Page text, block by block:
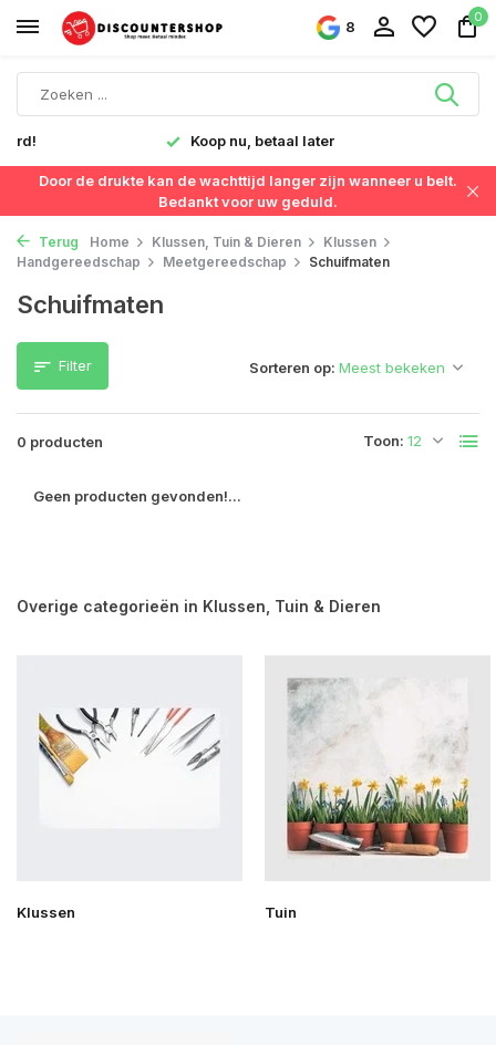
8
0
Koop nu, betaal later
Door de drukte kan de wachttijd langer zijn wanneer u belt.
Bedankt voor uw geduld.
Terug Home Klussen, Tuin & Dieren
Klussen
Handgereedschap
Meetgereedschap Schuifmaten
Schuifmaten
Filter
0 producten Toon:
Sorteren op:
Geen producten gevonden!...
Overige categorieën in Klussen, Tuin & Dieren
Klussen Tuin